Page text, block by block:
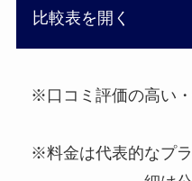
比較表を開く
※口コミ評価の高い
※料金は代表的なプ